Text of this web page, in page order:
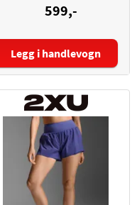
599,-
Størrelse:
Legg i handlevogn